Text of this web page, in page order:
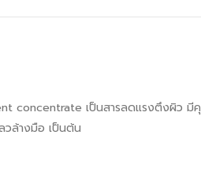
concentrate เป็นสารลดแรงตึงผิว
วล้างมือ เป็นต้น